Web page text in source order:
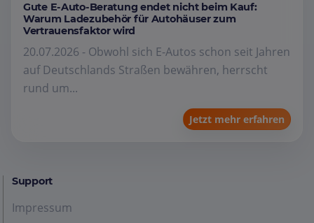
Gute E-Auto-Beratung endet nicht beim Kauf:
Warum Ladezubehör für Autohäuser zum
Vertrauensfaktor wird
20.07.2026 - Obwohl sich E-Autos schon seit Jahren
auf Deutschlands Straßen bewähren, herrscht
rund um...
Jetzt mehr erfahren
Support
Impressum